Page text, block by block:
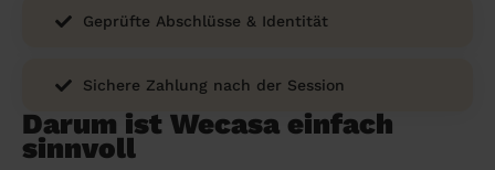
Geprüfte Abschlüsse & Identität
Sichere Zahlung nach der Session
Darum ist Wecasa einfach
sinnvoll
Leverkusen